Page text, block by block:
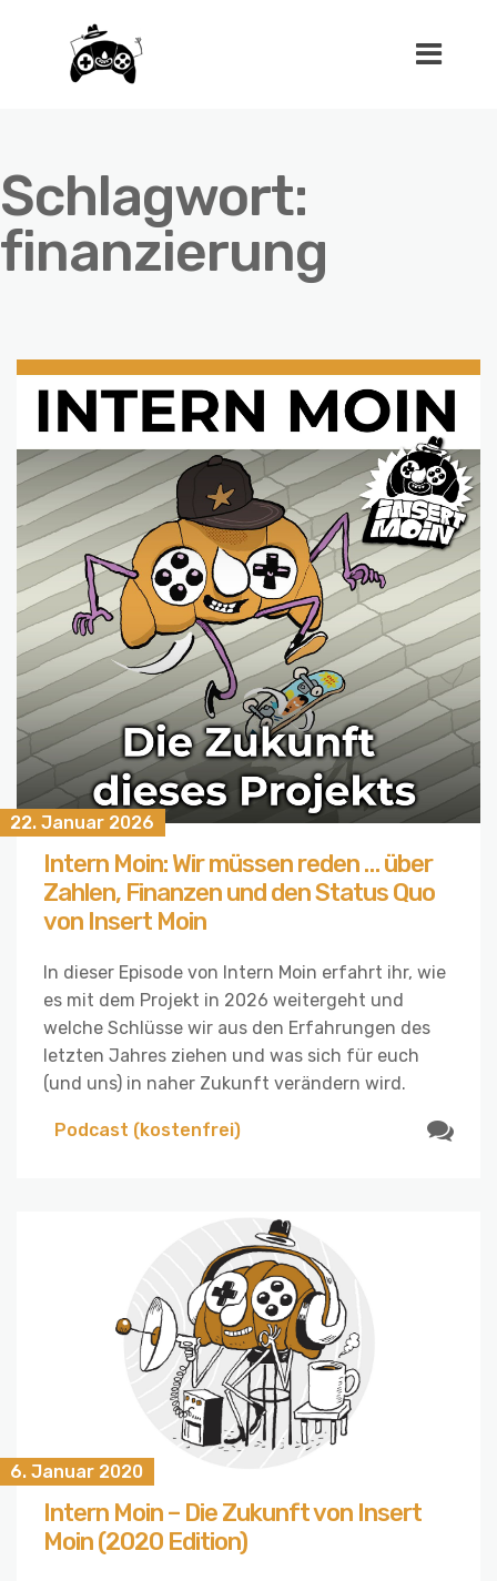
Schlagwort:
finanzierung
22. Januar 2026
Intern Moin: Wir müssen reden … über
Zahlen, Finanzen und den Status Quo
von Insert Moin
In dieser Episode von Intern Moin erfahrt ihr, wie
es mit dem Projekt in 2026 weitergeht und
welche Schlüsse wir aus den Erfahrungen des
letzten Jahres ziehen und was sich für euch
(und uns) in naher Zukunft verändern wird.
Podcast (kostenfrei)
6. Januar 2020
Intern Moin – Die Zukunft von Insert
Moin (2020 Edition)